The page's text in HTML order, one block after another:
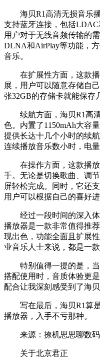
海贝R1高清无损音乐播
支持蓝牙连接，包括
用户对于无线音频传输的
DLNA和AirPlay等功能，
音乐。
在扩展性方面，这款播
展，用户可以随意存储自
张32GB的存储卡就能保存
续航方面，海贝R1高清
色。内置了1150mAh大容
提供长达十几个小时的续
连续播放音乐数小时，电量
在操作方面，这款播放
手。无论是切换歌曲、调
屏轻松完成。同时，它还
用户可以根据自己的喜好进
经过一段时间的深入体
播放器是一款非常值得推
现出色，功能全面且扩展
业音乐人士来说，都是一
特别值得一提的是，当
搭配使用时，音质体验更
配合让我深刻感受到了海
写在最后，海贝R1算是
播放器，入手不亏那种。
来源：撩机思思聊数码
关于北京君正